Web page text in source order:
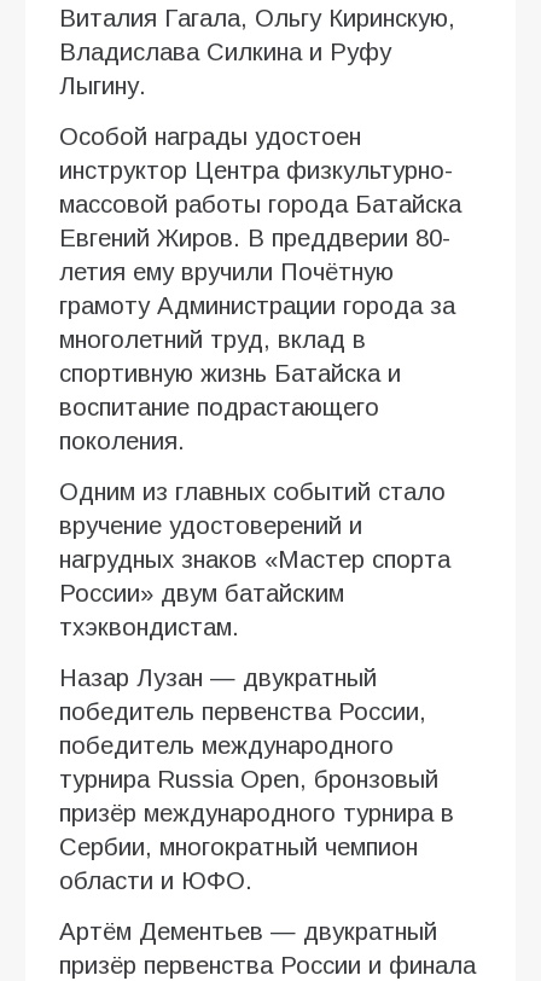
Виталия Гагала, Ольгу Киринскую,
Владислава Силкина и Руфу
Лыгину.
Особой награды удостоен
инструктор Центра физкультурно-
массовой работы города Батайска
Евгений Жиров. В преддверии 80-
летия ему вручили Почётную
грамоту Администрации города за
многолетний труд, вклад в
спортивную жизнь Батайска и
воспитание подрастающего
поколения.
Одним из главных событий стало
вручение удостоверений и
нагрудных знаков «Мастер спорта
России» двум батайским
тхэквондистам.
Назар Лузан — двукратный
победитель первенства России,
победитель международного
турнира Russia Open, бронзовый
призёр международного турнира в
Сербии, многократный чемпион
области и ЮФО.
Артём Дементьев — двукратный
призёр первенства России и финала